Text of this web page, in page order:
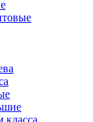
класса